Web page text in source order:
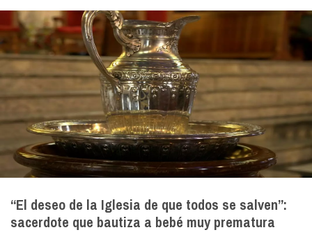
“El deseo de la Iglesia de que todos se salven”:
sacerdote que bautiza a bebé muy prematura